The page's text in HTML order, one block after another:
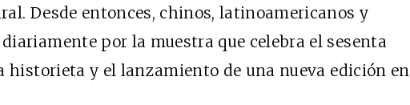
Desde entonces, chinos, latinoamericanos y
por la muestra que celebra el sesenta
historieta y el lanzamiento de una nueva edición en